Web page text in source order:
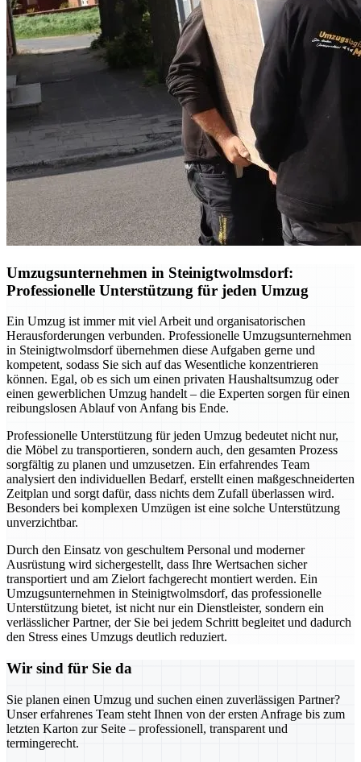
Umzugsunternehmen in Steinigtwolmsdorf:
Professionelle Unterstützung für jeden Umzug
Ein Umzug ist immer mit viel Arbeit und organisatorischen
Herausforderungen verbunden. Professionelle Umzugsunternehmen
in Steinigtwolmsdorf übernehmen diese Aufgaben gerne und
kompetent, sodass Sie sich auf das Wesentliche konzentrieren
können. Egal, ob es sich um einen privaten Haushaltsumzug oder
einen gewerblichen Umzug handelt – die Experten sorgen für einen
reibungslosen Ablauf von Anfang bis Ende.
Professionelle Unterstützung für jeden Umzug bedeutet nicht nur,
die Möbel zu transportieren, sondern auch, den gesamten Prozess
sorgfältig zu planen und umzusetzen. Ein erfahrendes Team
analysiert den individuellen Bedarf, erstellt einen maßgeschneiderten
Zeitplan und sorgt dafür, dass nichts dem Zufall überlassen wird.
Besonders bei komplexen Umzügen ist eine solche Unterstützung
unverzichtbar.
Durch den Einsatz von geschultem Personal und moderner
Ausrüstung wird sichergestellt, dass Ihre Wertsachen sicher
transportiert und am Zielort fachgerecht montiert werden. Ein
Umzugsunternehmen in Steinigtwolmsdorf, das professionelle
Unterstützung bietet, ist nicht nur ein Dienstleister, sondern ein
verlässlicher Partner, der Sie bei jedem Schritt begleitet und dadurch
den Stress eines Umzugs deutlich reduziert.
Wir sind für Sie da
Sie planen einen Umzug und suchen einen zuverlässigen Partner?
Unser erfahrenes Team steht Ihnen von der ersten Anfrage bis zum
letzten Karton zur Seite – professionell, transparent und
termingerecht.